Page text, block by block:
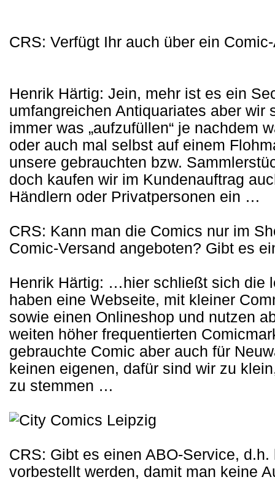
CRS: Verfügt Ihr auch über ein
Henrik Härtig: Jein, mehr ist es ein
umfangreichen Antiquariates aber wir
immer was „aufzufüllen“ je nachdem
oder auch mal selbst auf einem
unsere gebrauchten bzw.
doch kaufen wir im Kundenauftrag
Händlern oder Privatpersonen ein …
CRS: Kann man die Comics nur im
Comic-Versand angeboten? Gibt es
Henrik Härtig: …hier schließt sich die
haben eine Webseite, mit kleiner
sowie einen Onlineshop und nutzen
weiten höher frequentierten
gebrauchte Comic aber auch für
keinen eigenen, dafür sind wir zu
zu stemmen …
CRS: Gibt es einen ABO-Service,
vorbestellt werden, damit man keine